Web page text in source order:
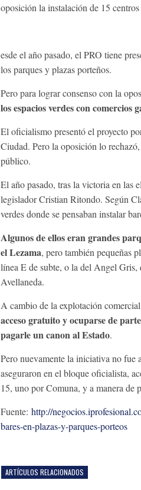
oposición la instalación de 15
esde el año pasado, el PRO tiene
los parques y plazas porteños.
Pero para lograr consenso con la
los espacios verdes con comercios
El oficialismo presentó el proyecto
Ciudad. Pero la oposición lo
público.
El año pasado, tras la victoria en las
legislador Cristian Ritondo. Según
verdes donde se pensaban instalar
Algunos de ellos eran grandes
el Lezama, pero también pequeñas
línea E de subte, o la del Angel
Avellaneda.
A cambio de la explotación
acceso gratuito y ocuparse de
pagarle un canon al Estado.
Pero nuevamente la iniciativa no fue
aseguraron en el bloque oficialista,
15, uno por Comuna, y a manera de
Fuente: http://
bares-en-plazas-y-parques-porteos
ARTÍCULOS RELACIONADOS